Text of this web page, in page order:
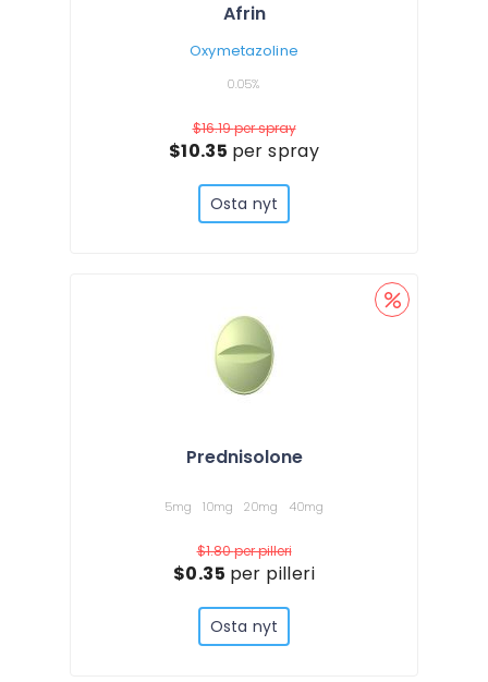
Afrin
Oxymetazoline
0.05%
$16.19per spray
$10.35 per spray
Osta nyt
Prednisolone
5mg 10mg 20mg 40mg
$1.80per pilleri
$0.35 per pilleri
Osta nyt